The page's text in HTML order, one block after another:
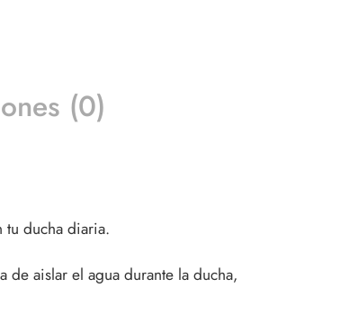
(0)
ducha diaria.
de aislar el agua durante la ducha,